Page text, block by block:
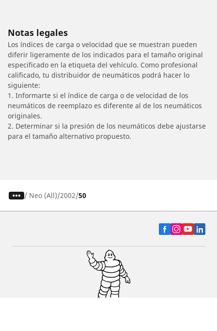
Notas legales
Los índices de carga o velocidad que se muestran pueden
diferir ligeramente de los indicados para el tamaño original
especificado en la etiqueta del vehículo. Como profesional
calificado, tu distribuidor de neumáticos podrá hacer lo
siguiente:
1. Informarte si el índice de carga o de velocidad de los
neumáticos de reemplazo es diferente al de los neumáticos
originales.
2. Determinar si la presión de los neumáticos debe ajustarse
para el tamaño alternativo propuesto.
/ Neo (All) 2002 50